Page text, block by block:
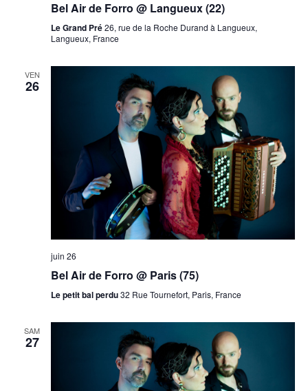
Bel Air de Forro @ Langueux (22)
Le Grand Pré26, rue de la Roche Durand à Langueux,
Langueux, France
VEN
26
juin 26
Bel Air de Forro @ Paris (75)
Le petit bal perdu32 Rue Tournefort, Paris, France
SAM
27